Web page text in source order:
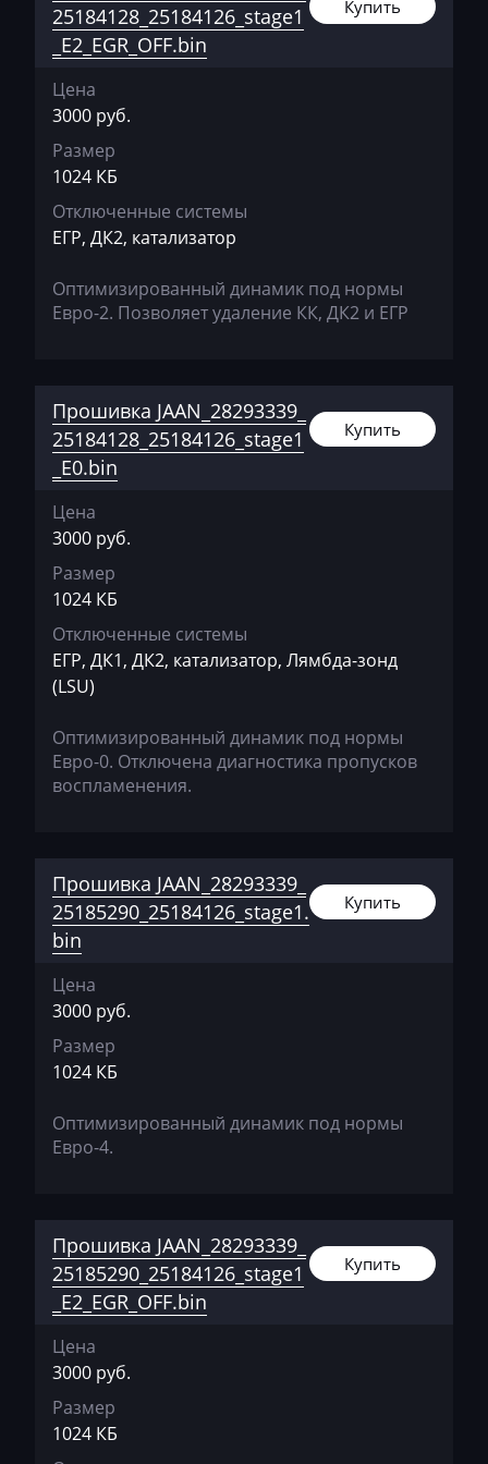
Bomag
Brilliance
Buhler
BYD
Cadillac
Camc
Case
Caterpillar
Challenger
Changan
Chery
Chevrolet
Citroen
Claas
CMI
Comacchio
Daewoo
DAF
Daihatsu
Derways
Deutz
Dewulf
Dodge
Dongfeng
Doosan
Doppstadt
Dynapac
EcoLog
25184128_25184126_stage1
_E2_EGR_OFF.bin
Купить
Цена
3000 руб.
Размер
1024 КБ
Отключенные системы
ЕГР, ДК2, катализатор
Оптимизированный динамик под нормы
Евро-2. Позволяет удаление КК, ДК2 и ЕГР
Прошивка JAAN_28293339_
25184128_25184126_stage1
_E0.bin
Купить
Цена
3000 руб.
Размер
1024 КБ
Отключенные системы
ЕГР, ДК1, ДК2, катализатор, Лямбда-зонд
(LSU)
Оптимизированный динамик под нормы
Евро-0. Отключена диагностика пропусков
воспламенения.
Прошивка JAAN_28293339_
25185290_25184126_stage1.
bin
Купить
Цена
3000 руб.
Размер
1024 КБ
Оптимизированный динамик под нормы
Евро-4.
Прошивка JAAN_28293339_
25185290_25184126_stage1
_E2_EGR_OFF.bin
Купить
Цена
3000 руб.
Размер
1024 КБ